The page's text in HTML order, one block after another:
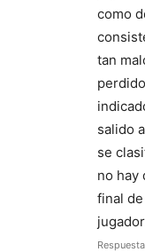
como
tan
salido
se
no hay
final
Respuesta